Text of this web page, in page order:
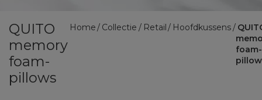
Home Collectie Retail Hoofdkussens
foam-
QUITO
memory
foam-
pillows